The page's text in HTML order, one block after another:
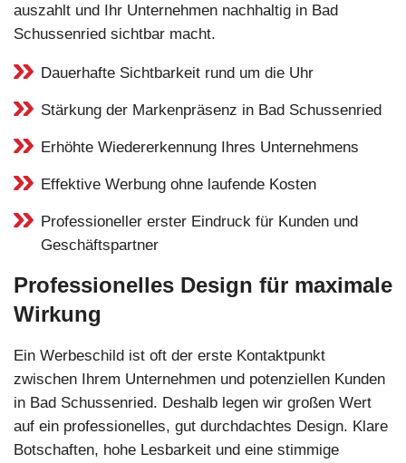
auszahlt und Ihr Unternehmen nachhaltig in Bad
Schussenried sichtbar macht.
Dauerhafte Sichtbarkeit rund um die Uhr
Stärkung der Markenpräsenz in Bad Schussenried
Erhöhte Wiedererkennung Ihres Unternehmens
Effektive Werbung ohne laufende Kosten
Professioneller erster Eindruck für Kunden und
Geschäftspartner
Professionelles Design für maximale
Wirkung
Ein Werbeschild ist oft der erste Kontaktpunkt
zwischen Ihrem Unternehmen und potenziellen Kunden
in Bad Schussenried. Deshalb legen wir großen Wert
auf ein professionelles, gut durchdachtes Design. Klare
Botschaften, hohe Lesbarkeit und eine stimmige